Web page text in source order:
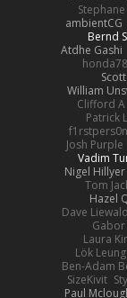
ambientCG
Bernd
Atdhe Gashi
honda78
William
Clifford
Patrick
f1rstpers0n
Josh Purple
Vadim
Nigel Hillyer
Tom
Hazel
Dave Liewald
Gabor
Laura
Lök Leung
Ben-Adam
SizeKivit
Paul